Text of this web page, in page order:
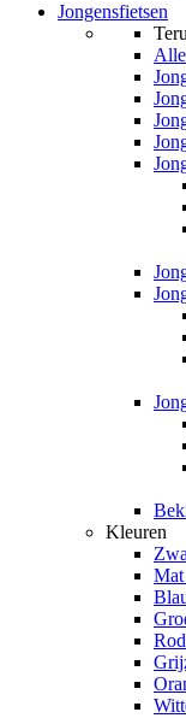
Jongensfietsen
Alle
Kleuren
Mat